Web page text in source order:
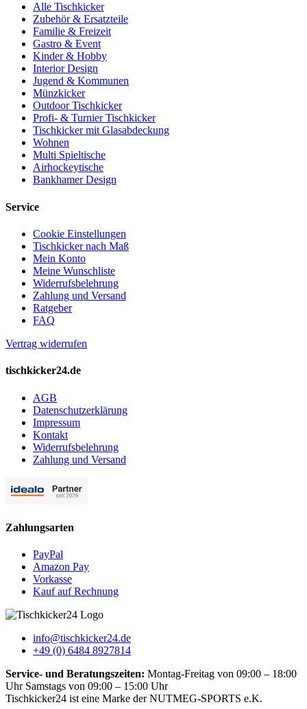
Alle Tischkicker
Zubehör & Ersatzteile
Familie & Freizeit
Gastro & Event
Kinder & Hobby
Interior Design
Jugend & Kommunen
Münzkicker
Outdoor Tischkicker
Profi- & Turnier Tischkicker
Tischkicker mit Glasabdeckung
Wohnen
Multi Spieltische
Airhockeytische
Bankhamer Design
Service
Cookie Einstellungen
Tischkicker nach Maß
Mein Konto
Meine Wunschliste
Widerrufsbelehrung
Zahlung und Versand
Ratgeber
FAQ
Vertrag widerrufen
tischkicker24.de
AGB
Datenschutzerklärung
Impressum
Kontakt
Widerrufsbelehrung
Zahlung und Versand
Zahlungsarten
PayPal
Amazon Pay
Vorkasse
Kauf auf Rechnung
info@tischkicker24.de
+49 (0) 6484 8927814
Service- und Beratungszeiten: Montag-Freitag von 09:00 – 18:00
Uhr Samstags von 09:00 – 15:00 Uhr
Tischkicker24 ist eine Marke der NUTMEG-SPORTS e.K.